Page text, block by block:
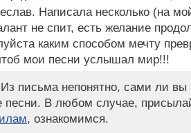
Написала несколько (на
не спит, есть желание
каким способом мечту
мои песни услышал мир!!!
письма непонятно, сами ли вы
песни. В любом случае,
, ознакомимся.